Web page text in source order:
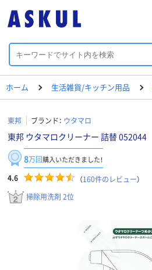
ホーム 生活雑貨/キッチン用品
東邦 ブランド： ウタマロ
東邦 ウタマロクリーナー 詰替 052044
8万回購入いただきました！
4.6 （160件のレビュー）
掃除用洗剤 2位